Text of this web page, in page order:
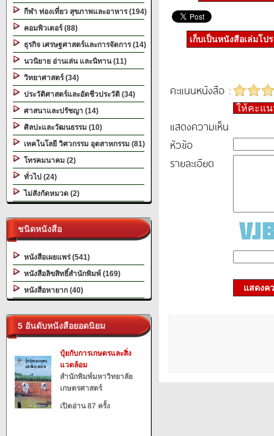
กีฬา ท่องเที่ยว สุขภาพและอาหาร (194)
คอมพิวเตอร์ (88)
ธุรกิจ เศรษฐศาสตร์และการจัดการ (14)
นวนิยาย อ่านเล่น และนิทาน (11)
วิทยาศาสตร์ (34)
ประวัติศาสตร์และอัตชีวประวัติ (34)
ศาสนาและปรัชญา (14)
ศิลปะและวัฒนธรรม (10)
เทคโนโลยี วิศวกรรม อุตสาหกรรม (81)
โทรคมนาคม (2)
ทั่วไป (24)
ไม่สังกัดหมวด (2)
ชนิดหนังสือ
หนังสือเผยแพร่ (541)
หนังสือลิขสิทธิ์สำนักพิมพ์ (169)
หนังสือหายาก (40)
5 อันดับหนังสือยอดนิยม
ปุ๋ยกับการเกษตรและสิ่ง
แวดล้อม
สำนักพิมพ์มหาวิทยาลัย
เกษตรศาสตร์
เปิดอ่าน 87 ครั้ง
เก็บเป็นหนังสือเล่มโป
คะแนนหนังสือ :
ให้คะแ
แสดงความเห็น
หัวข้อ
รายละเอียด
แสดงค